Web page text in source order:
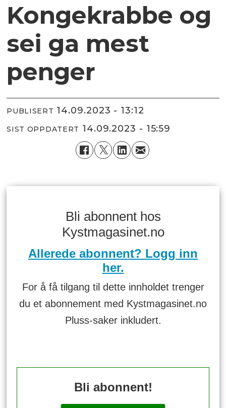
Kongekrabbe og
sei ga mest
penger
PUBLISERT 14.09.2023 - 13:12
SIST OPPDATERT 14.09.2023 - 15:59
Bli abonnent hos
Kystmagasinet.no
Allerede abonnent? Logg inn
her.
For å få tilgang til dette innholdet trenger
du et abonnement med Kystmagasinet.no
Pluss-saker inkludert.
Bli abonnent!